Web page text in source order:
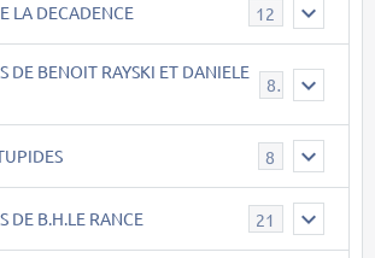
LA DECADENCE 12
DE BENOIT RAYSKI ET DANIELE
8
8
DE B.H.LE RANCE 21